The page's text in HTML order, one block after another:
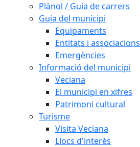
Plànol / Guia de carrers
Guia del municipi
Equipaments
Entitats i associacions
Emergències
Informació del municipi
Veciana
El municipi en xifres
Patrimoni cultural
Turisme
Visita Veciana
Llocs d'interès